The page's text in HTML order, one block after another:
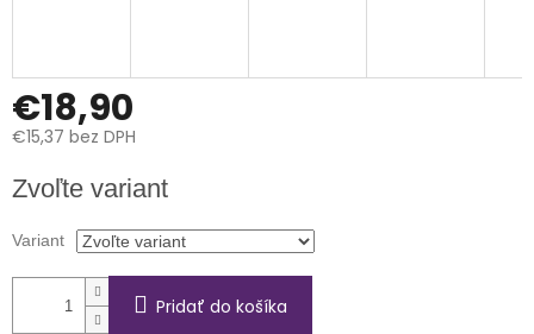
€18,90
€15,37 bez DPH
cena:
Zvoľte variant
Variant
Pridať do košíka